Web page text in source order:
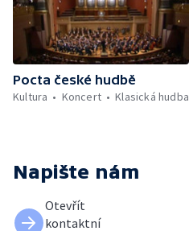
Pocta české hudbě
Kultura
Koncert
Klasická hudba
Napište nám
Otevřít
kontaktní